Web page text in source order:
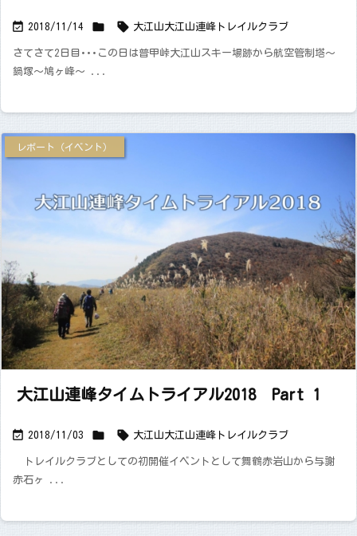
 2018/11/14   大江山大江山連峰トレイルクラブ
さてさて2日目･･･この日は普甲峠大江山スキー場跡から航空管制塔〜
鍋塚〜鳩ヶ峰〜 ...
大江山連峰タイムトライアル2018 Part 1
 2018/11/03 
レポート（イベント）
 大江山大江山連峰トレイルクラブ
トレイルクラブとしての初開催イベントとして舞鶴赤岩山から与謝
赤石ヶ ...